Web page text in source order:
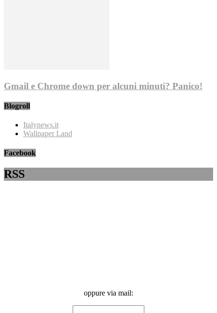
Gmail e Chrome down per alcuni minuti? Panico!
Blogroll
Italynews.it
Wallpaper Land
Facebook
RSS
oppure via mail: